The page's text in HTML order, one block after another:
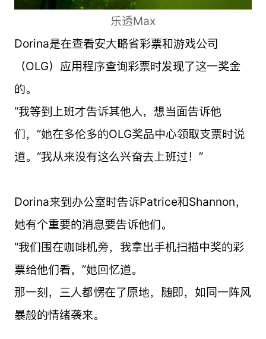
乐透Max
Dorina是在查看安大略省彩票和游戏公司
（OLG）应用程序查询彩票时发现了这一奖金
的。
“我等到上班才告诉其他人，想当面告诉他
们，”她在多伦多的OLG奖品中心领取支票时说
道。“我从来没有这么兴奋去上班过！”
Dorina来到办公室时告诉Patrice和Shannon，
她有个重要的消息要告诉他们。
“我们围在咖啡机旁，我拿出手机扫描中奖的彩
票给他们看，”她回忆道。
那一刻，三人都愣在了原地，随即，如同一阵风
暴般的情绪袭来。